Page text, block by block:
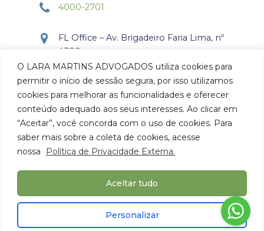
O LARA MARTINS ADVOGADOS utiliza cookies para
permitir o início de sessão segura, por isso utilizamos
cookies para melhorar as funcionalidades e oferecer
conteúdo adequado aos seus interesses. Ao clicar em
“Aceitar”, você concorda com o uso de cookies. Para
saber mais sobre a coleta de cookies, acesse
nossa
Política de Privacidade Externa.
Personalizar
Aceitar tudo
4000-2701
FL Office – Av. Brigadeiro Faria Lima, nº
4300
Torre Office – Sala 804
Itaim Bibi, São Paulo, SP.
CEP: 04.538-132
Como chegar